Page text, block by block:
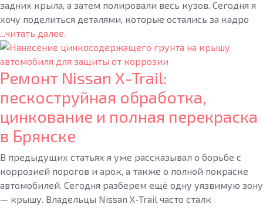
задних крыла, а затем полировали весь кузов. Сегодня я
хочу поделиться деталями, которые остались за кадро
...читать далее.
Ремонт Nissan X-Trail:
пескоструйная обработка,
цинкование и полная перекраска
в Брянске
В предыдущих статьях я уже рассказывал о борьбе с
коррозией порогов и арок, а также о полной покраске
автомобилей. Сегодня разберем ещё одну уязвимую зону
— крышу. Владельцы Nissan X-Trail часто сталк